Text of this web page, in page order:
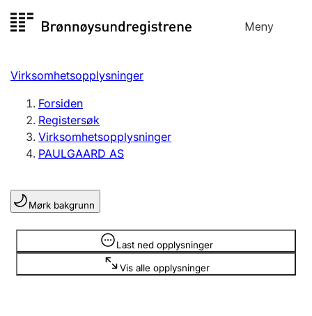
til
Meny
Registersøk
Aksjeselskap
Enkeltpersonforetak
Registrere, endre, slette
Lag og forening
Registrere, endre, slette
Virksomhetsopplysninger
Forsiden
Registersøk
Virksomhetsopplysninger
PAULGAARD AS
Mørk bakgrunn
Last ned opplysninger
Vis alle opplysninger
Opplysninger er skjult